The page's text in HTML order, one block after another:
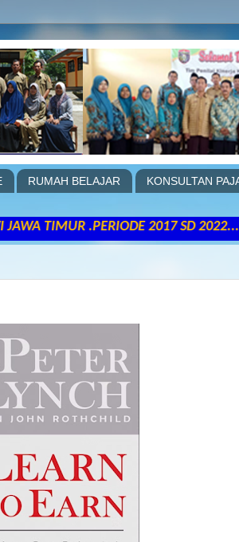
RUMAH BELAJAR KONSULTAN
TIMUR .PERIODE 2017 SD